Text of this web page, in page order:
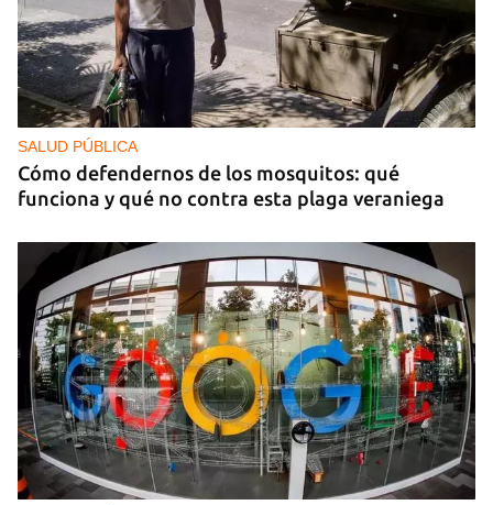
SALUD PÚBLICA
Cómo defendernos de los mosquitos: qué
funciona y qué no contra esta plaga veraniega